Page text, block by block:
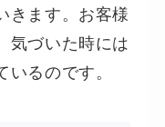
きます。お客様
気づいた時には
るのです。